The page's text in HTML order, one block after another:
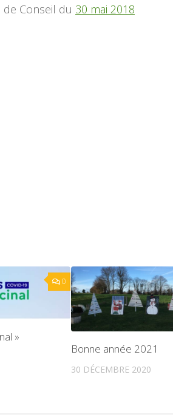
Conseil du 30 mai 2018
0
»
Bonne année 2021
30 DÉCEMBRE 2020